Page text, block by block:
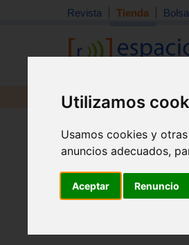
Utilizamos
Usamos cookies y
anuncios adecuados,
Aceptar Renuncio
Revista Tienda
Revista Libros